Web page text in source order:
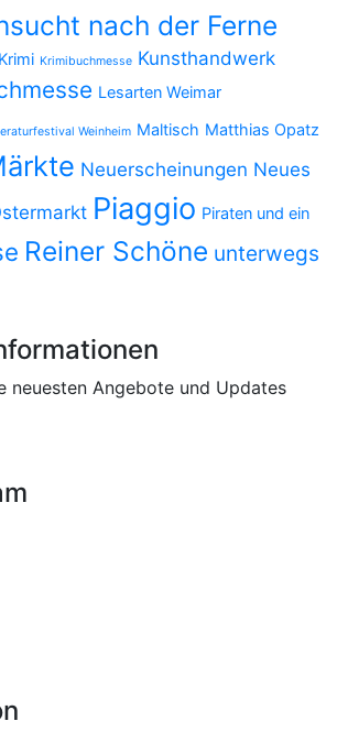
nach der Ferne
Krimi Krimibuchmesse Kunsthandwerk
Lesarten Weimar
Weinheim Maltisch Matthias Opatz
Neuerscheinungen Neues
Piaggio Piraten und ein
Reiner Schöne unterwegs
neuesten Angebote und Updates